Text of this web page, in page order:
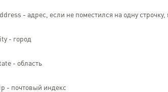
- адрес, если не поместился на одну
- город
- область
- почтовый индекс